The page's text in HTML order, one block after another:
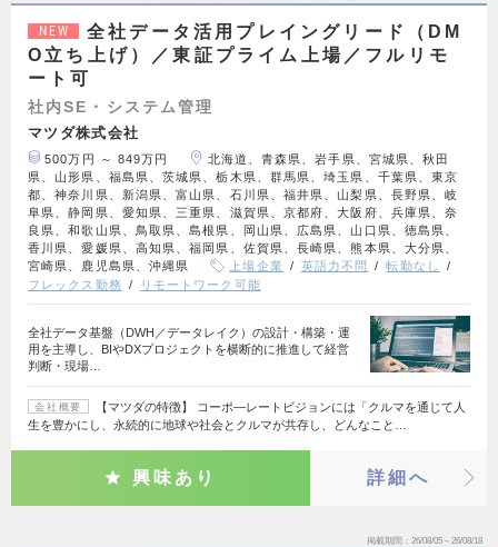
NEW
全社データ活用プレイングリード（DM
O立ち上げ）／東証プライム上場／フルリモ
ート可
社内SE・システム管理
マツダ株式会社
500万円 ～ 849万円
北海道、青森県、岩手県、宮城県、秋田
県、山形県、福島県、茨城県、栃木県、群馬県、埼玉県、千葉県、東京
都、神奈川県、新潟県、富山県、石川県、福井県、山梨県、長野県、岐
阜県、静岡県、愛知県、三重県、滋賀県、京都府、大阪府、兵庫県、奈
良県、和歌山県、鳥取県、島根県、岡山県、広島県、山口県、徳島県、
香川県、愛媛県、高知県、福岡県、佐賀県、長崎県、熊本県、大分県、
宮崎県、鹿児島県、沖縄県
上場企業 英語力不問
転勤なし
フレックス勤務
リモートワーク可能
全社データ基盤（DWH／データレイク）の設計・構築・運
用を主導し、BIやDXプロジェクトを横断的に推進して経営
判断・現場…
会社概要
【マツダの特徴】 コーポ―レートビジョンには「クルマを通じて人
生を豊かにし、永続的に地球や社会とクルマが共存し、どんなこと…
興味あり 詳細へ
掲載期間 26/08/05～26/08/18